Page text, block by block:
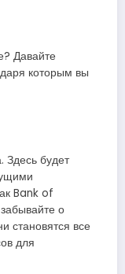
Давайте
которым вы
будет
Bank of
о
становятся все
для